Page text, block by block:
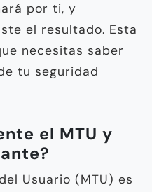
por ti, y
el resultado. Esta
necesitas saber
tu seguridad
el MTU y
Usuario (MTU) es